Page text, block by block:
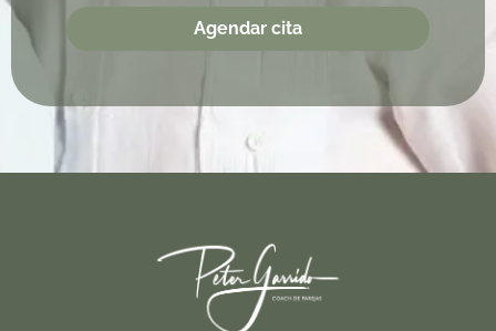
Agendar cita